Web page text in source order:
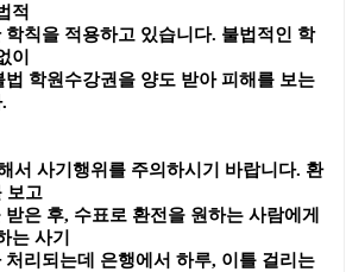
적
을 적용하고 있습니다. 불법적인 학
이
원수강권을 양도 받아 피해를 보는
사기행위를 주의하시기 바랍니다. 환
보고
후, 수표로 환전을 원하는 사람에게
는 사기
되는데 은행에서 하루, 이틀 걸리는